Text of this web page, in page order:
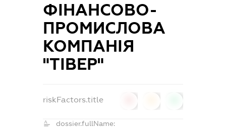
ФІНАНСОВО-
ПРОМИСЛОВА
КОМПАНІЯ
"ТІВЕР"
riskFactors.title
dossier.fullName: